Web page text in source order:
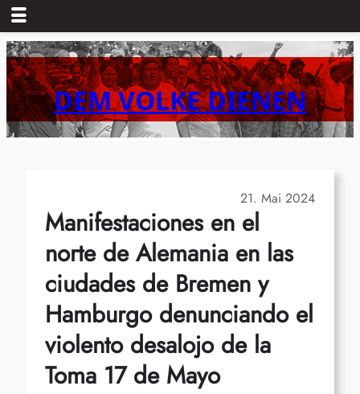
Zum
Inhalt
springenDEM VOLKE DIENEN
21. Mai 2024
Manifestaciones en el
norte de Alemania en las
ciudades de Bremen y
Hamburgo denunciando el
violento desalojo de la
Toma 17 de Mayo